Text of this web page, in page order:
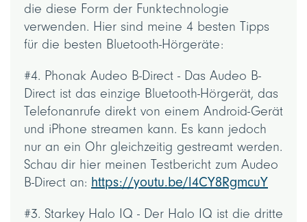
die diese Form der Funktechnologie
verwenden. Hier sind meine 4 besten Tipps
für die besten Bluetooth-Hörgeräte:
#4. Phonak Audeo B-Direct - Das Audeo B-
Direct ist das einzige Bluetooth-Hörgerät, das
Telefonanrufe direkt von einem Android-Gerät
und iPhone streamen kann. Es kann jedoch
nur an ein Ohr gleichzeitig gestreamt werden.
Schau dir hier meinen Testbericht zum Audeo
B-Direct an: https://youtu.be/l4CY8RgmcuY
#3. Starkey Halo IQ - Der Halo IQ ist die dritte